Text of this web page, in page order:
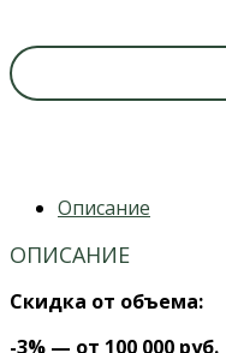
Описание
ОПИСАНИЕ
Скидка от объема:
-3% — от 100 000 руб.